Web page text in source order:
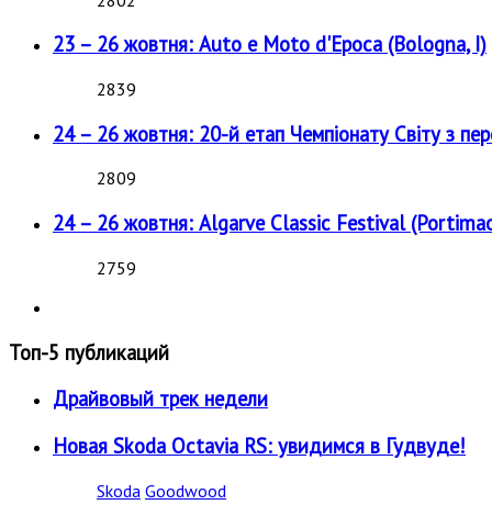
23 – 26 жовтня: Auto e Moto d'Epoca (Bologna, I)
2839
24 – 26 жовтня: 20-й етап Чемпіонату Світу з
2809
24 – 26 жовтня: Algarve Classic Festival
2759
Топ-5 публикаций
Драйвовый трек недели
Новая Skoda Octavia RS: увидимся в Гудвуде!
Skoda Goodwood